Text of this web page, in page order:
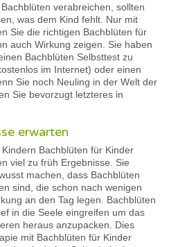
verabreichen, sollten
was dem Kind fehlt. Nur mit
Sie die richtigen Bachblüten für
auch Wirkung zeigen. Sie haben
Bachblüten Selbsttest zu
im Internet) oder einen
Sie noch Neuling in der Welt der
Sie bevorzugt letzteres in
erwarten
Bachblüten für Kinder
viel zu früh Ergebnisse. Sie
machen, dass Bachblüten
sind, die schon nach wenigen
an den Tag legen. Bachblüten
in die Seele eingreifen um das
heraus anzupacken. Dies
mit Bachblüten für Kinder